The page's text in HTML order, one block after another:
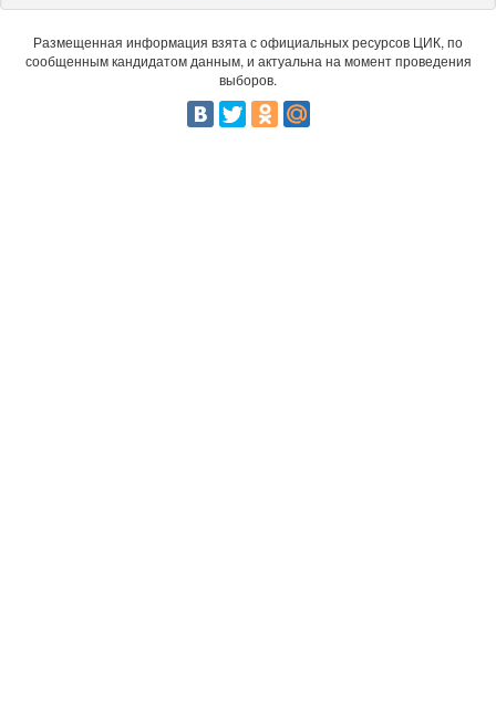
Размещенная информация взята с официальных ресурсов ЦИК, по
сообщенным кандидатом данным, и актуальна на момент проведения
выборов.